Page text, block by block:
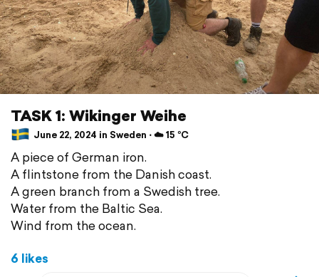
TASK 1: Wikinger Weihe
June 22, 2024 in Sweden ⋅ ☁️ 15 °C
A piece of German iron.
A flintstone from the Danish coast.
A green branch from a Swedish tree.
Water from the Baltic Sea.
Wind from the ocean.
6 likes